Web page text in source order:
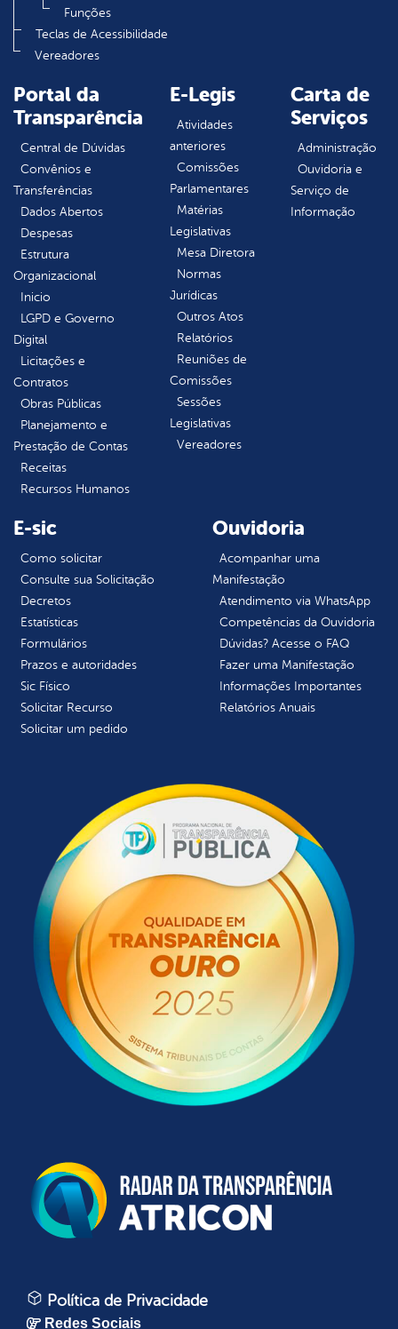
Funções
Teclas de Acessibilidade
Vereadores
Portal da
Transparência
Central de Dúvidas
Convênios e
Transferências
Dados Abertos
Despesas
Estrutura
Organizacional
Inicio
LGPD e Governo
Digital
Licitações e
Contratos
Obras Públicas
Planejamento e
Prestação de Contas
Receitas
Recursos Humanos
E-Legis
Atividades
anteriores
Comissões
Parlamentares
Matérias
Legislativas
Mesa Diretora
Normas
Jurídicas
Outros Atos
Relatórios
Reuniões de
Comissões
Sessões
Legislativas
Vereadores
Carta de
Serviços
Administração
Ouvidoria e
Serviço de
Informação
E-sic
Como solicitar
Consulte sua Solicitação
Decretos
Estatísticas
Formulários
Prazos e autoridades
Sic Físico
Solicitar Recurso
Solicitar um pedido
Ouvidoria
Acompanhar uma
Manifestação
Atendimento via WhatsApp
Competências da Ouvidoria
Dúvidas? Acesse o FAQ
Fazer uma Manifestação
Informações Importantes
Relatórios Anuais
Política de Privacidade
Redes Sociais